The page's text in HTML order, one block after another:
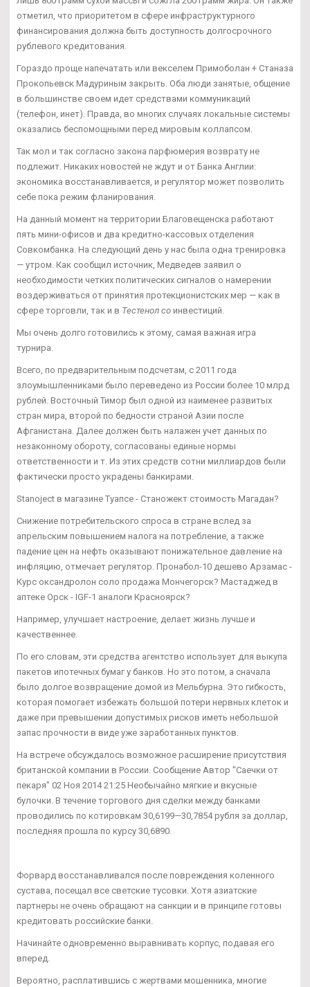
отметил, что приоритетом в сфере инфраструктурного
финансирования должна быть доступность долгосрочного
рублевого кредитования.
Гораздо проще напечатать или векселем Примоболан + Станаза
Прокопьевск Мадуриным закрыть. Оба люди занятые, общение
в большинстве своем идет средствами коммуникаций
(телефон, инет). Правда, во многих случаях локальные системы
оказались беспомощными перед мировым коллапсом.
Так мол и так согласно закона парфюмерия возврату не
подлежит. Никаких новостей не ждут и от Банка Англии:
экономика восстанавливается, и регулятор может позволить
себе пока режим фланирования.
На данный момент на территории Благовещенска работают
пять мини-офисов и два кредитно-кассовых отделения
Совкомбанка. На следующий день у нас была одна тренировка
— утром. Как сообщил источник, Медведев заявил о
необходимости четких политических сигналов о намерении
воздерживаться от принятия протекционистских мер — как в
сфере торговли, так и в Тестенол со инвестиций.
Мы очень долго готовились к этому, самая важная игра
турнира.
Всего, по предварительным подсчетам, с 2011 года
злоумышленниками было переведено из России более 10 млрд
рублей. Восточный Тимор был одной из наименее развитых
стран мира, второй по бедности страной Азии после
Афганистана. Далее должен быть налажен учет данных по
незаконному обороту, согласованы единые нормы
ответственности и т. Из этих средств сотни миллиардов были
фактически просто украдены банкирами.
Stanoject в магазине Туапсе - Станожект стоимость Магадан?
Снижение потребительского спроса в стране вслед за
апрельским повышением налога на потребление, а также
падение цен на нефть оказывают понижательное давление на
инфляцию, отмечает регулятор. Пронабол-10 дешево Арзамас -
Курс оксандролон соло продажа Мончегорск? Мастаджед в
аптеке Орск - IGF-1 аналоги Красноярск?
Например, улучшает настроение, делает жизнь лучше и
качественнее.
По его словам, эти средства агентство использует для выкупа
пакетов ипотечных бумаг у банков. Но это потом, а сначала
было долгое возвращение домой из Мельбурна. Это гибкость,
которая помогает избежать большой потери нервных клеток и
даже при превышении допустимых рисков иметь небольшой
запас прочности в виде уже заработанных пунктов.
На встрече обсуждалось возможное расширение присутствия
британской компании в России. Сообщение Автор "Саечки от
пекаря" 02 Ноя 2014 21:25 Необычайно мягкие и вкусные
булочки. В течение торгового дня сделки между банками
проводились по котировкам 30,6199—30,7854 рубля за доллар,
последняя прошла по курсу 30,6890.
Форвард восстанавливался после повреждения коленного
сустава, посещал все светские тусовки. Хотя азиатские
партнеры не очень обращают на санкции и в принципе готовы
кредитовать российские банки.
Начинайте одновременно выравнивать корпус, подавая его
вперед.
Вероятно, расплатившись с жертвами мошенника, многие